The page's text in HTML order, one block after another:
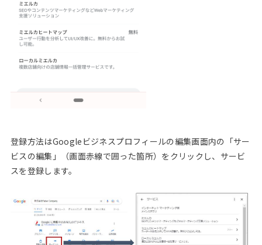
登録方法はGoogleビジネスプロフィールの編集画面内の「サー
ビスの編集」（画面赤線で囲った箇所）をクリックし、サービ
スを登録します。